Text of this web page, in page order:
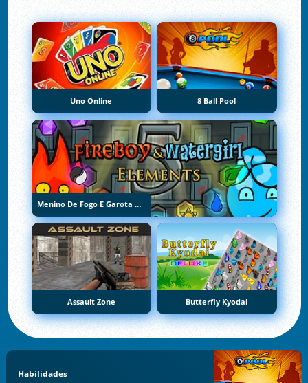
Uno Online 8 Ball Pool
Menino De Fogo E Garota De Água 5: Elementos
Assault Zone Butterfly Kyodai
Habilidades